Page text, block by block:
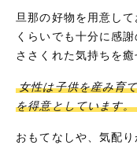
旦那の好物を用意し
くらいでも十分に感
ささくれた気持ちを癒
女性は子供を産み育
を得意としています。
おもてなしや、気配